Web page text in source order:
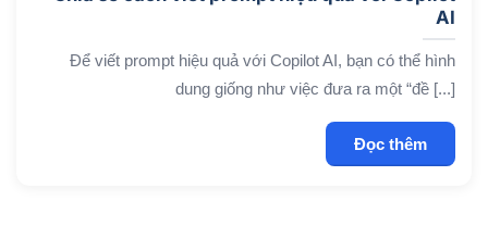
AI
Để viết prompt hiệu quả với Copilot AI, bạn có thể hình
dung giống như việc đưa ra một “đề [...]
Đọc thêm